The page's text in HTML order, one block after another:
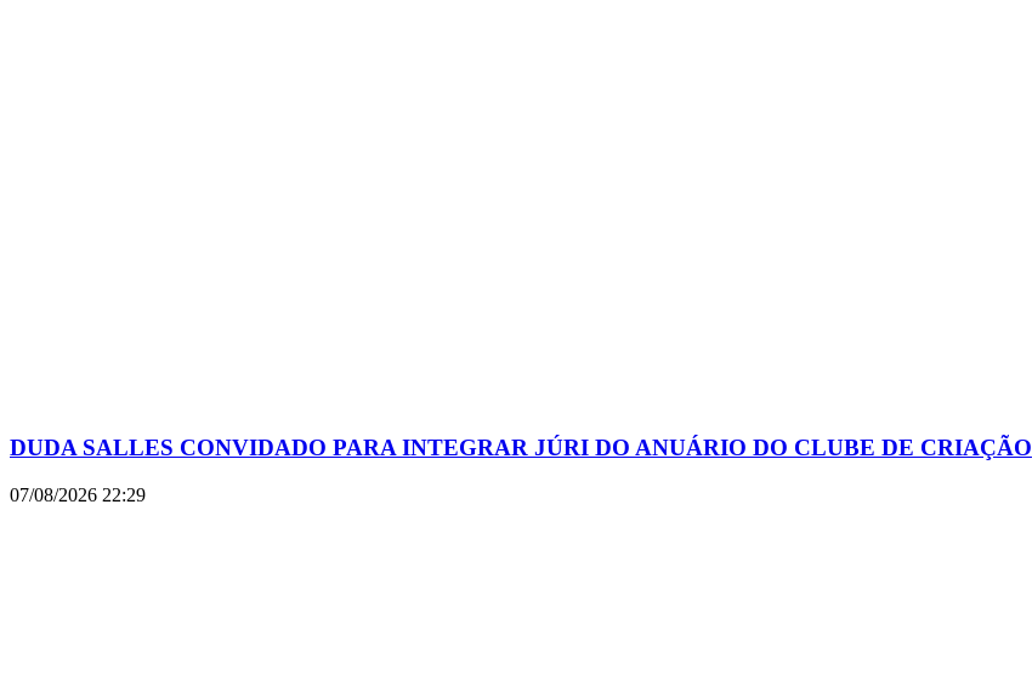
DUDA SALLES CONVIDADO PARA INTEGRAR JÚRI DO ANUÁRIO DO CLUBE DE CRIAÇÃO
07/08/2026 22:29